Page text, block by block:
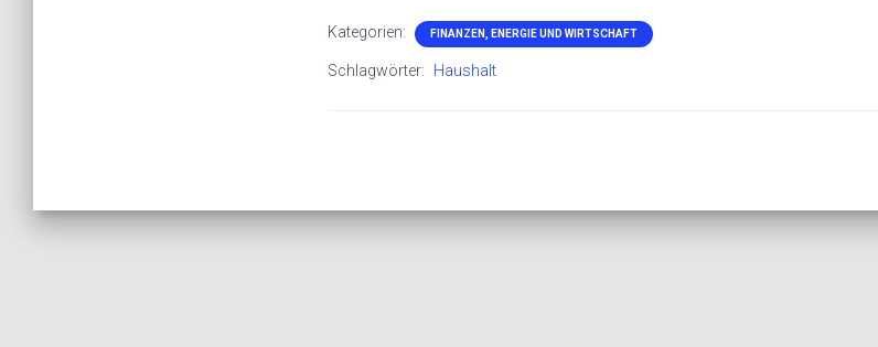
Kategorien: FINANZEN, ENERGIE UND WIRTSCHAFT
Schlagwörter: Haushalt